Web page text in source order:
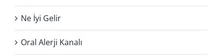
Ne İyi Gelir
Oral Alerji Kanalı